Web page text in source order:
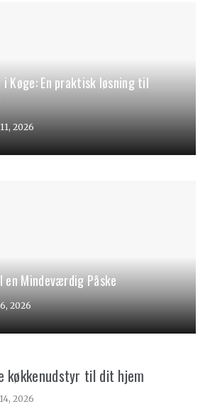
Køge: En praktisk løsning til
2026
en Mindeværdig Påske
2026
til dit hjem
2026